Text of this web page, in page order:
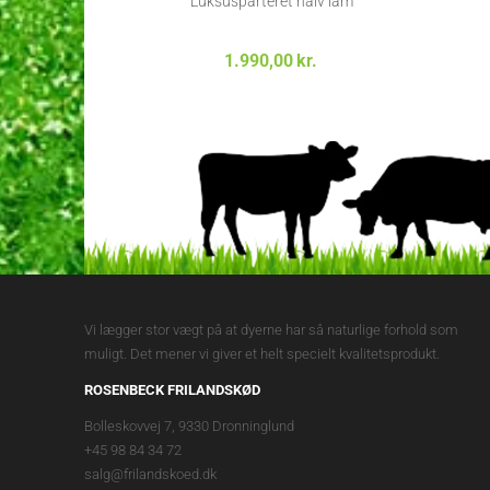
1.990,00kr.
Vi lægger stor vægt på at dyerne har så naturlige forhold som
muligt. Det mener vi giver et helt specielt kvalitetsprodukt.
ROSENBECK FRILANDSKØD
Bolleskovvej 7, 9330 Dronninglund
+45 98 84 34 72
salg@frilandskoed.dk